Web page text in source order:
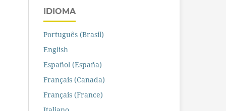
IDIOMA
Português (Brasil)
English
Español (España)
Français (Canada)
Français (France)